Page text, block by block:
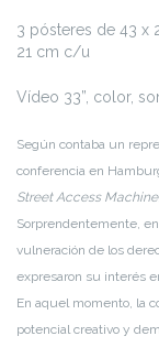
3 pósteres de 43 x
21 cm c/u
Vídeo 33”, color,
Según contaba un
conferencia en
Street Access Machine
Sorprendentemente,
vulneración de los
expresaron su interés
En aquel momento, la
potencial creativo y